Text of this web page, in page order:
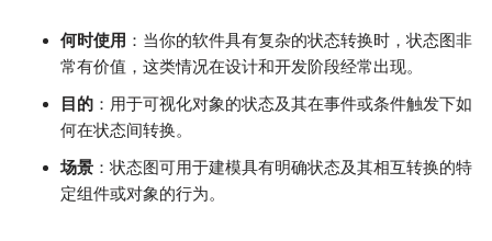
何时使用 ：当你的软件具有复杂的状态转换时，状态图非
常有价值，这类情况在设计和开发阶段经常出现。
目的 ：用于可视化对象的状态及其在事件或条件触发下如
何在状态间转换。
场景 ：状态图可用于建模具有明确状态及其相互转换的特
定组件或对象的行为。